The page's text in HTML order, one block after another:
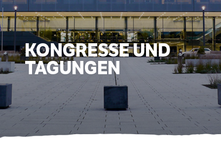
KONGRESSE UND
TAGUNGEN